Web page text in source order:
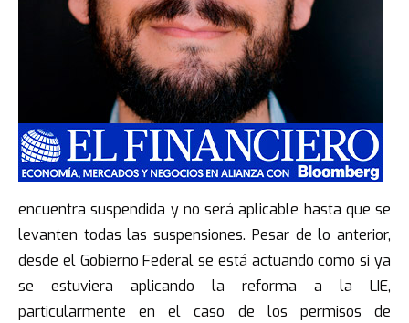
encuentra suspendida y no será aplicable hasta que se
levanten todas las suspensiones. Pesar de lo anterior,
desde el Gobierno Federal se está actuando como si ya
se estuviera aplicando la reforma a la LIE,
particularmente en el caso de los permisos de